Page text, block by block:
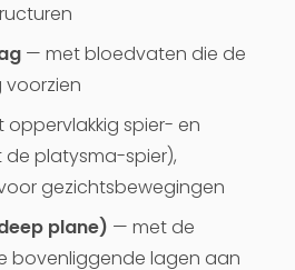
— met bloedvaten die de
oppervlakkig spier- en
platysma-spier),
gezichtsbewegingen
plane) — met de
bovenliggende lagen aan